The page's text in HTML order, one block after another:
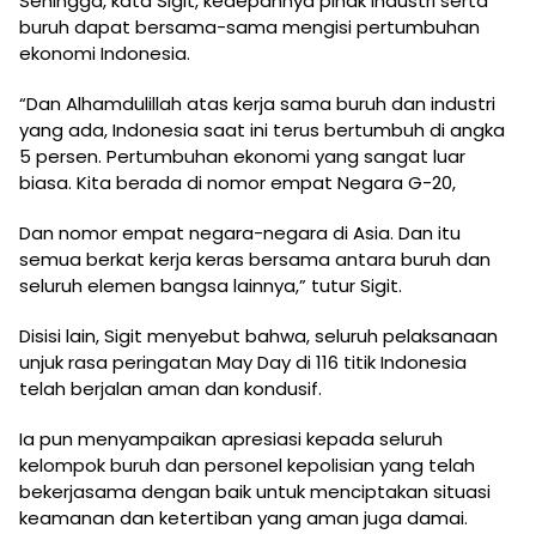
buruh dapat bersama-sama mengisi pertumbuhan
ekonomi Indonesia.
“Dan Alhamdulillah atas kerja sama buruh dan industri
yang ada, Indonesia saat ini terus bertumbuh di angka
5 persen. Pertumbuhan ekonomi yang sangat luar
biasa. Kita berada di nomor empat Negara G-20,
Dan nomor empat negara-negara di Asia. Dan itu
semua berkat kerja keras bersama antara buruh dan
seluruh elemen bangsa lainnya,” tutur Sigit.
Disisi lain, Sigit menyebut bahwa, seluruh pelaksanaan
unjuk rasa peringatan May Day di 116 titik Indonesia
telah berjalan aman dan kondusif.
Ia pun menyampaikan apresiasi kepada seluruh
kelompok buruh dan personel kepolisian yang telah
bekerjasama dengan baik untuk menciptakan situasi
keamanan dan ketertiban yang aman juga damai.